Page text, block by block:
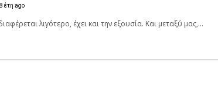
8 έτη ago
λιγότερο, έχει και την εξουσία. Και μεταξύ μας,...